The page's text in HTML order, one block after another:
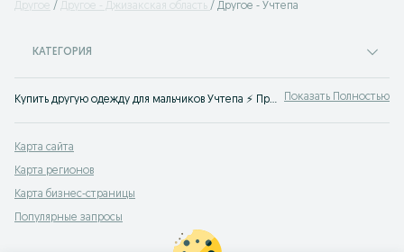
Другое
Другое - Джизакская область Другое - Учтепа
КАТЕГОРИЯ
Купить другую одежду для мальчиков Учтепа ⚡️ Продажа другой одежды для мальчиков по лучшим ценам ✌ Выгодные цены на новую и Б/У детскую одежду на OLX.uz! Показать Полностью
Карта сайта
Карта регионов
Карта бизнес-страницы
Популярные запросы